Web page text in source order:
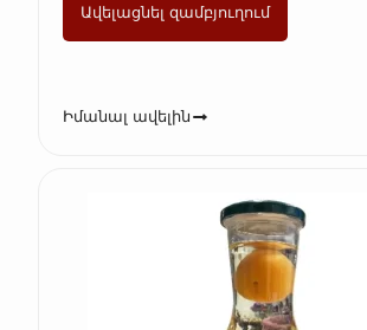
Ավելացնել զամբյուղում
Իմանալ ավելին